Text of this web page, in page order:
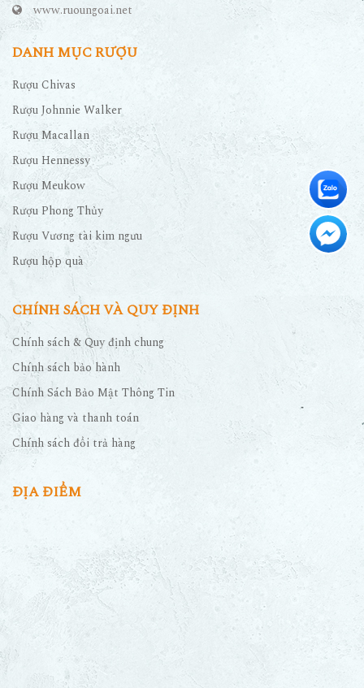
www.ruoungoai.net
DANH MỤC RƯỢU
Rượu Chivas
Rượu Johnnie Walker
Rượu Macallan
Rượu Hennessy
Rượu Meukow
Rượu Phong Thủy
Rượu Vương tài kim ngưu
Rượu hộp quà
CHÍNH SÁCH VÀ QUY ĐỊNH
Chính sách & Quy định chung
Chính sách bảo hành
Chính Sách Bảo Mật Thông Tin
Giao hàng và thanh toán
Chính sách đổi trả hàng
ĐỊA ĐIỂM